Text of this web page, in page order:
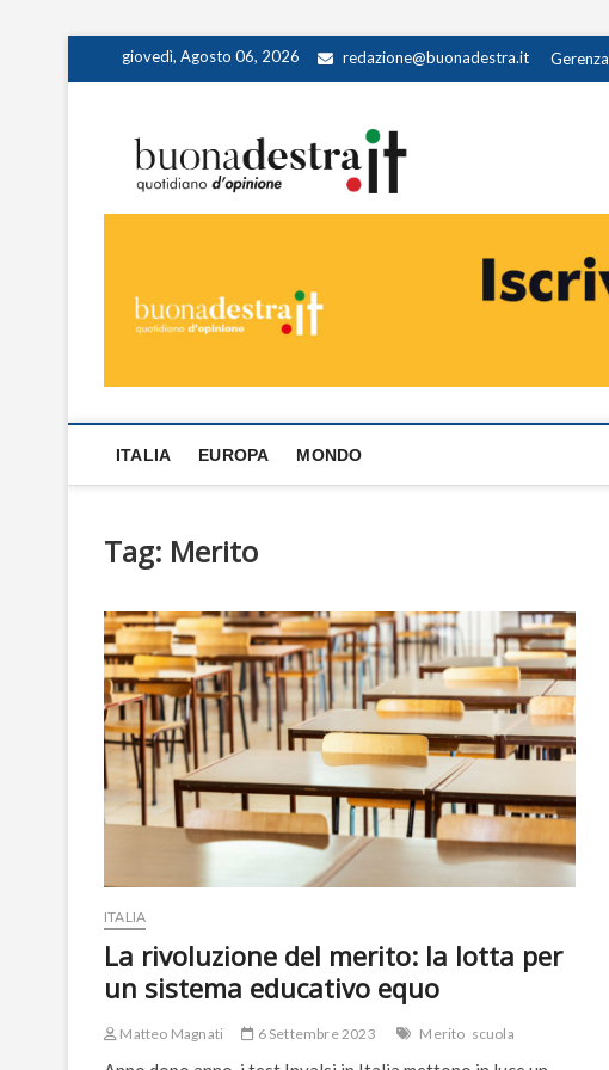
giovedì, Agosto 06, 2026 redazione@buonadestra.it Gerenza
ITALIA EUROPA MONDO
Tag: Merito
ITALIA
La rivoluzione del merito: la lotta per
un sistema educativo equo
Matteo Magnati 6 Settembre 2023 Merito scuola